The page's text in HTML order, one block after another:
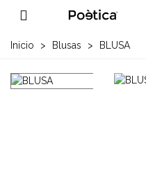
Inicio > Blusas > BLUSA